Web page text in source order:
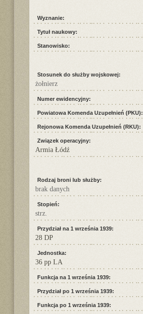
Wyznanie:
Tytuł naukowy:
Stanowisko:
Stosunek do służby wojskowej:
żołnierz
Numer ewidencyjny:
Powiatowa Komenda Uzupełnień (PKU):
Rejonowa Komenda Uzupełnień (RKU):
Związek operacyjny:
Armia Łódź
Rodzaj broni lub służby:
brak danych
Stopień:
strz.
Przydział na 1 września 1939:
28 DP
Jednostka:
36 pp LA
Funkcja na 1 września 1939:
Przydział po 1 września 1939:
Funkcja po 1 września 1939: